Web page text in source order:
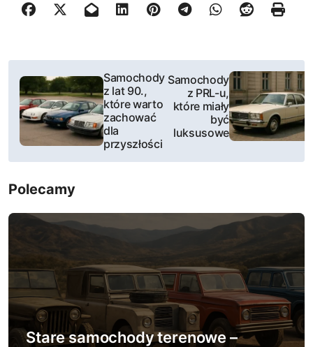
N
w
i
g
a
c
j
a
w
Samochody
z lat 90.,
które warto
zachować
dla
przyszłości
Samochody
z PRL-u,
które miały
być
luksusowe
Polecamy
Stare samochody terenowe –